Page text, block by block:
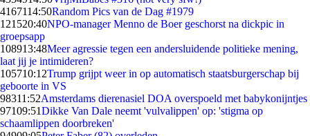
4167114:50Random Pics van de Dag #1979
121520:40NPO-manager Menno de Boer geschorst na dickpic in
groepsapp
108913:48Meer agressie tegen een andersluidende politieke mening,
laat jij je intimideren?
105710:12Trump grijpt weer in op automatisch staatsburgerschap bij
geboorte in VS
98311:52Amsterdams dierenasiel DOA overspoeld met babykonijntjes
97109:51Dikke Van Dale neemt 'vulvalippen' op: 'stigma op
schaamlippen doorbreken'